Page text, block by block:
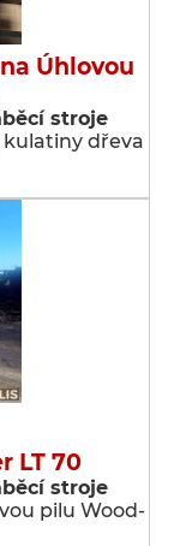
Úhlovou
stroje
dřeva
LT 70
stroje
pilu Wood-